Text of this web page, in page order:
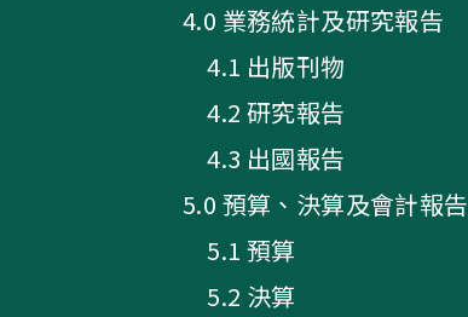
4.0 業務統計及研究報告
4.1 出版刊物
4.2 研究報告
4.3 出國報告
5.0 預算、決算及會計報告
5.1 預算
5.2 決算